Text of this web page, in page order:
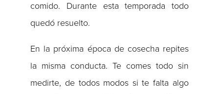
comido. Durante esta temporada todo
quedó resuelto.
En la próxima época de cosecha repites
la misma conducta. Te comes todo sin
medirte, de todos modos si te falta algo